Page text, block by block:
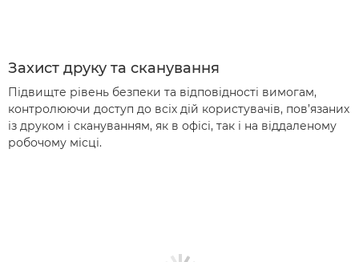
Захист друку та сканування
Підвищте рівень безпеки та відповідності вимогам,
контролюючи доступ до всіх дій користувачів, пов’язаних
із друком і скануванням, як в офісі, так і на віддаленому
робочому місці.